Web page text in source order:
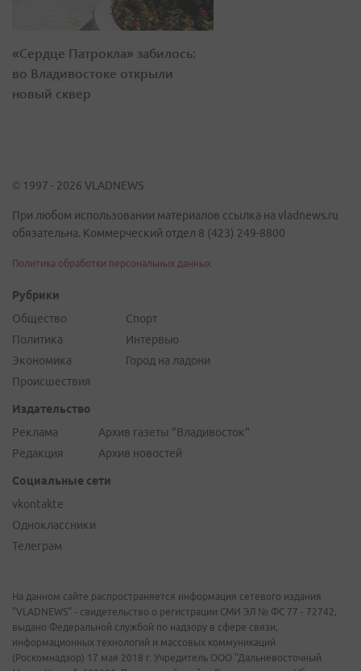
«Сердце Патрокла» забилось:
во Владивостоке открыли
новый сквер
© 1997 - 2026 VLADNEWS
При любом использовании материалов ссылка на vladnews.ru
обязательна. Коммерческий отдел 8 (423) 249-8800
Политика обработки персональных данных
Рубрики
Общество
Политика
Экономика
Происшествия
Спорт
Интервью
Город на ладони
Издательство
Реклама
Редакция
Архив газеты "Владивосток"
Архив новостей
Социальные сети
vkontakte
Одноклассники
Телеграм
На данном сайте распространяется информация сетевого издания
"VLADNEWS" - свидетельство о регистрации СМИ ЭЛ № ФС 77 - 72742,
выдано Федеральной службой по надзору в сфере связи,
информационных технологий и массовых коммуникаций
(Роскомнадзор) 17 мая 2018 г. Учредитель ООО "Дальневосточный